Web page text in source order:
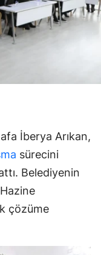
İberya Arıkan,
sürecini
Belediyenin
çözüme